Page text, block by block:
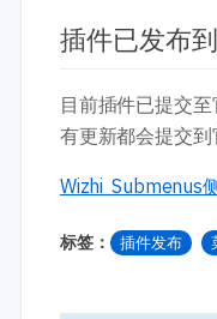
插件已发布
目前插件已提交
有更新都会提交到
Wizhi Submenus
标签： 插件发布